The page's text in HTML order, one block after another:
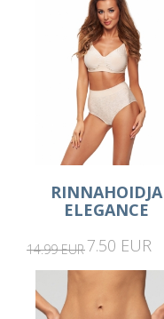
RINNAHOIDJA
ELEGANCE
14.99 EUR7.50 EUR